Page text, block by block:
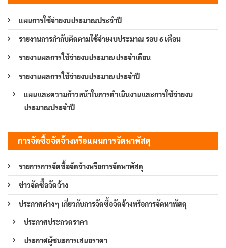
แผนการใช้จ่ายงบประมาณประจำปี
รายงานการกำกับติดตามใช้จ่ายงบประมาณ รอบ 6 เดือน
รายงานผลการใช้จ่ายงบประมาณประจำเดือน
รายงานผลการใช้จ่ายงบประมาณประจำปี
แผนและความก้าวหน้าในการดำเนินงานและการใช้จ่ายงบ
ประมาณประจำปี
การจัดซื้อจัดจ้างหรือแผนการจัดหาพัสดุ
รายการการจัดซื้อจัดจ้างหรือการจัดหาพัสดุ
ข่าวจัดซื้อจัดจ้าง
ประกาศต่างๆ เกี่ยวกับการจัดซื้อจัดจ้างหรือการจัดหาพัสดุ
ประกาศประกวดราคา
ประกาศผู้ชนะการเสนอราคา